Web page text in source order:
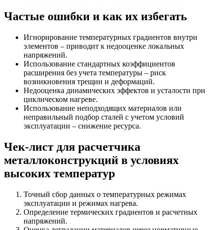
Частые ошибки и как их избегать
Игнорирование температурных градиентов внутри
элементов – приводит к недооценке локальных
напряжений.
Использование стандартных коэффициентов
расширения без учета температуры – риск
возникновения трещин и деформаций.
Недооценка динамических эффектов и усталости при
циклическом нагреве.
Использование неподходящих материалов или
неправильный подбор сталей с учетом условий
эксплуатации – снижение ресурса.
Чек-лист для расчетчика
металлоконструкций в условиях
высоких температур
Точный сбор данных о температурных режимах
эксплуатации и режимах нагрева.
Определение термических градиентов и расчетных
напряжений.